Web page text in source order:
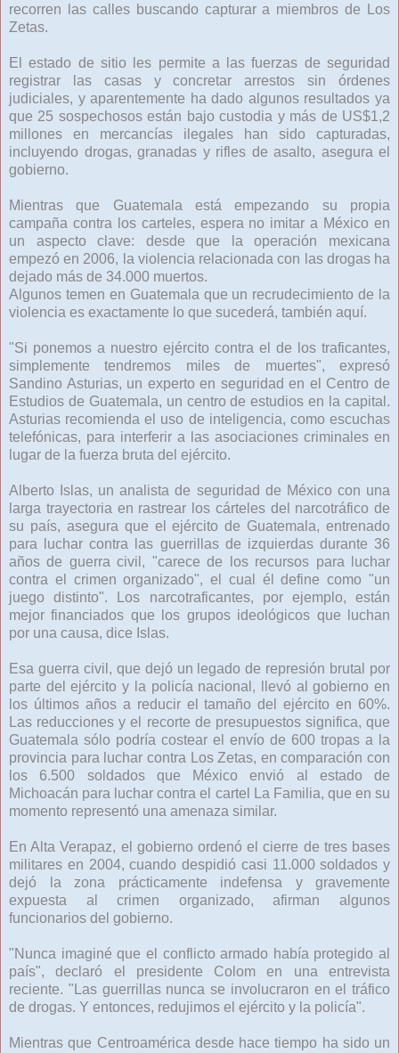
recorren las calles buscando capturar a miembros de Los
Zetas.
El estado de sitio les permite a las fuerzas de seguridad
registrar las casas y concretar arrestos sin órdenes
judiciales, y aparentemente ha dado algunos resultados ya
que 25 sospechosos están bajo custodia y más de US$1,2
millones en mercancías ilegales han sido capturadas,
incluyendo drogas, granadas y rifles de asalto, asegura el
gobierno.
Mientras que Guatemala está empezando su propia
campaña contra los carteles, espera no imitar a México en
un aspecto clave: desde que la operación mexicana
empezó en 2006, la violencia relacionada con las drogas ha
dejado más de 34.000 muertos.
Algunos temen en Guatemala que un recrudecimiento de la
violencia es exactamente lo que sucederá, también aquí.
"Si ponemos a nuestro ejército contra el de los traficantes,
simplemente tendremos miles de muertes", expresó
Sandino Asturias, un experto en seguridad en el Centro de
Estudios de Guatemala, un centro de estudios en la capital.
Asturias recomienda el uso de inteligencia, como escuchas
telefónicas, para interferir a las asociaciones criminales en
lugar de la fuerza bruta del ejército.
Alberto Islas, un analista de seguridad de México con una
larga trayectoria en rastrear los cárteles del narcotráfico de
su país, asegura que el ejército de Guatemala, entrenado
para luchar contra las guerrillas de izquierdas durante 36
años de guerra civil, "carece de los recursos para luchar
contra el crimen organizado", el cual él define como "un
juego distinto". Los narcotraficantes, por ejemplo, están
mejor financiados que los grupos ideológicos que luchan
por una causa, dice Islas.
Esa guerra civil, que dejó un legado de represión brutal por
parte del ejército y la policía nacional, llevó al gobierno en
los últimos años a reducir el tamaño del ejército en 60%.
Las reducciones y el recorte de presupuestos significa, que
Guatemala sólo podría costear el envío de 600 tropas a la
provincia para luchar contra Los Zetas, en comparación con
los 6.500 soldados que México envió al estado de
Michoacán para luchar contra el cartel La Familia, que en su
momento representó una amenaza similar.
En Alta Verapaz, el gobierno ordenó el cierre de tres bases
militares en 2004, cuando despidió casi 11.000 soldados y
dejó la zona prácticamente indefensa y gravemente
expuesta al crimen organizado, afirman algunos
funcionarios del gobierno.
"Nunca imaginé que el conflicto armado había protegido al
país", declaró el presidente Colom en una entrevista
reciente. "Las guerrillas nunca se involucraron en el tráfico
de drogas. Y entonces, redujimos el ejército y la policía".
Mientras que Centroamérica desde hace tiempo ha sido un